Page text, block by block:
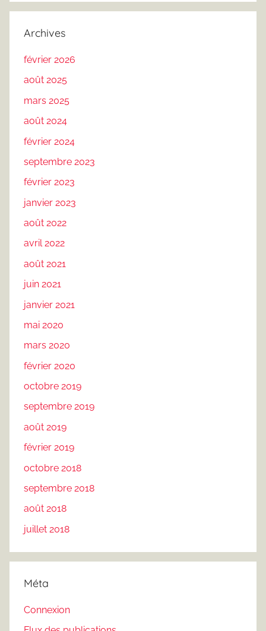
Archives
février 2026
août 2025
mars 2025
août 2024
février 2024
septembre 2023
février 2023
janvier 2023
août 2022
avril 2022
août 2021
juin 2021
janvier 2021
mai 2020
mars 2020
février 2020
octobre 2019
septembre 2019
août 2019
février 2019
octobre 2018
septembre 2018
août 2018
juillet 2018
Méta
Connexion